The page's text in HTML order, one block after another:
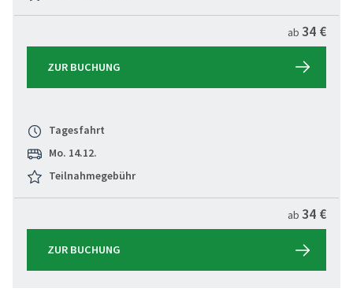
ab 34 €
ZUR BUCHUNG
Tagesfahrt
Mo. 14.12.
Teilnahmegebühr
ab 34 €
ZUR BUCHUNG